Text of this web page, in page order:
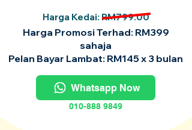
Harga Kedai: RM799.00
Harga Promosi Terhad: RM399
sahaja
Pelan Bayar Lambat: RM145 x 3 bulan
Whatsapp Now
010-888 9849